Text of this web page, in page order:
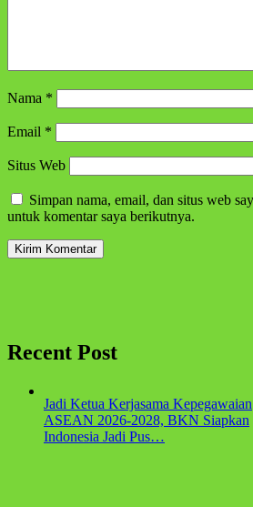
Nama *
Email *
Situs Web
Simpan nama, email, dan situs web
untuk komentar saya berikutnya.
Recent Post
Jadi Ketua Kerjasama Kepegawaian
ASEAN 2026-2028, BKN Siapkan
Indonesia Jadi Pus…